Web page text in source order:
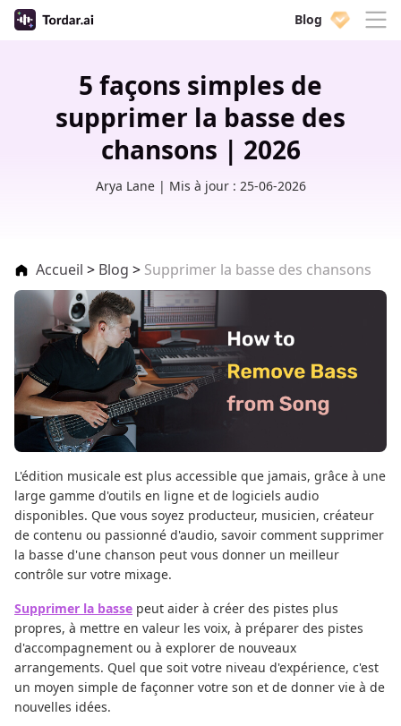
Blog
5 façons simples de
supprimer la basse des
chansons | 2026
Arya Lane | Mis à jour : 25-06-2026
Accueil > Blog > Supprimer la basse des chansons
L'édition musicale est plus accessible que jamais, grâce à une
large gamme d'outils en ligne et de logiciels audio
disponibles. Que vous soyez producteur, musicien, créateur
de contenu ou passionné d'audio, savoir comment supprimer
la basse d'une chanson peut vous donner un meilleur
contrôle sur votre mixage.
Supprimer la basse peut aider à créer des pistes plus
propres, à mettre en valeur les voix, à préparer des pistes
d'accompagnement ou à explorer de nouveaux
arrangements. Quel que soit votre niveau d'expérience, c'est
un moyen simple de façonner votre son et de donner vie à de
nouvelles idées.